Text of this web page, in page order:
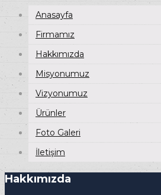
Anasayfa
Firmamız
Hakkımızda
Misyonumuz
Vizyonumuz
Ürünler
Foto Galeri
İletişim
Hakkımızda